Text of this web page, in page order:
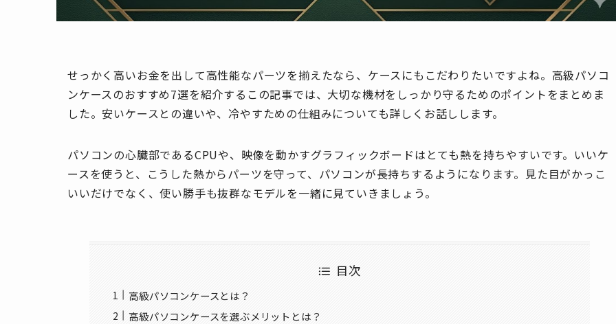
せっかく高いお金を出して高性能なパーツを揃えたなら、ケースにもこだわりたいですよね。高級パソコ
ンケースのおすすめ7選を紹介するこの記事では、大切な機材をしっかり守るためのポイントをまとめま
した。安いケースとの違いや、冷やすための仕組みについても詳しくお話しします。
パソコンの心臓部であるCPUや、映像を動かすグラフィックボードはとても熱を持ちやすいです。いいケ
ースを使うと、こうした熱からパーツを守って、パソコンが長持ちするようになります。見た目がかっこ
いいだけでなく、使い勝手も抜群なモデルを一緒に見ていきましょう。
目次
高級パソコンケースとは？
高級パソコンケースを選ぶメリットとは？